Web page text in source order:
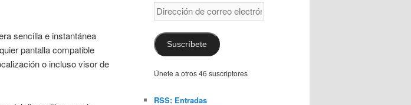
sencilla e instantánea
pantalla compatible
o incluso visor de
Dirección
de
electrónico
Suscríbete
Únete a otros 46 suscriptores
RSS: Entradas